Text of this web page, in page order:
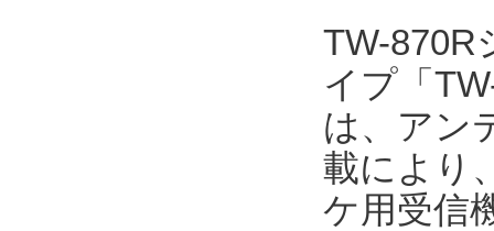
TW-870R
イプ「
は、アン
載により
ケ用受信